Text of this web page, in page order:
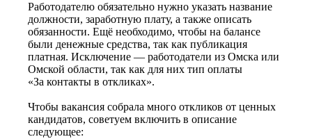
Работодателю обязательно нужно указать название
должности, заработную плату, а также описать
обязанности. Ещё необходимо, чтобы на балансе
были денежные средства, так как публикация
платная. Исключение — работодатели из Омска или
Омской области, так как для них тип оплаты
«За контакты в откликах».
Чтобы вакансия собрала много откликов от ценных
кандидатов, советуем включить в описание
следующее: